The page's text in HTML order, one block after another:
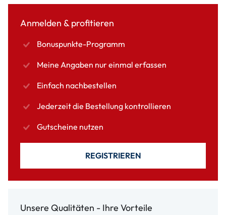
Anmelden & profitieren
Bonuspunkte-Programm
Meine Angaben nur einmal erfassen
Einfach nachbestellen
Jederzeit die Bestellung kontrollieren
Gutscheine nutzen
REGISTRIEREN
Unsere Qualitäten - Ihre Vorteile